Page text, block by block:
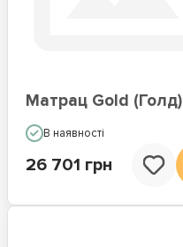
Матрац Gold (Голд)
В наявності
26 701 грн